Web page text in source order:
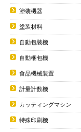
塗装機器
塗装材料
自動包装機
自動梱包機
食品機械装置
計量計数機
カッティングマシン
特殊印刷機